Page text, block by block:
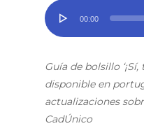
Tocador
de
00:00
Guía de bolsillo
disponible en
actualizaciones
CadÚnico